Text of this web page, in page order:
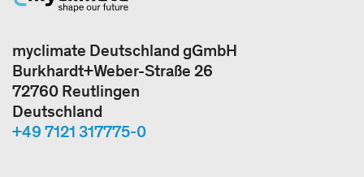
myclimate Deutschland gGmbH
Burkhardt+Weber-Straße 26
72760 Reutlingen
Deutschland
+49 7121 317775-0